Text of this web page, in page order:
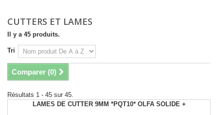
CUTTERS ET LAMES
Il y a 45 produits.
Tri
Comparer (0)
Résultats 1 - 45 sur 45.
LAMES DE CUTTER 9MM *PQT10* OLFA SOLIDE +